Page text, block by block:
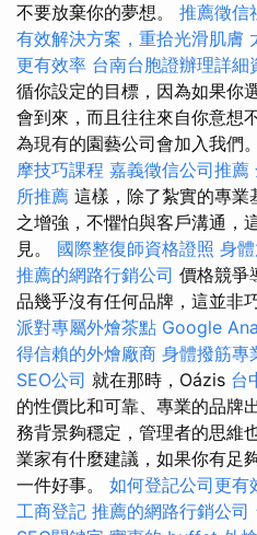
不要放棄你的夢想。 推薦徵信
有效解決方案，重拾光滑肌膚
更有效率 台南台胞證辦理詳細
循你設定的目標，因為如果你
會到來，而且往往來自你意想
為現有的園藝公司會加入我們。
摩技巧課程 嘉義徵信公司推薦
所推薦 這樣，除了紮實的專業
之增強，不懼怕與客戶溝通，
見。 國際整復師資格證照 身
推薦的網路行銷公司 價格競爭
品幾乎沒有任何品牌，這並非
派對專屬外燴茶點 Google
得信賴的外燴廠商 身體撥筋專
SEO公司 就在那時，Oázis 台
的性價比和可靠、專業的品牌
務背景夠穩定，管理者的思維
業家有什麼建議，如果你有足
一件好事。 如何登記公司更有
工商登記 推薦的網路行銷公司